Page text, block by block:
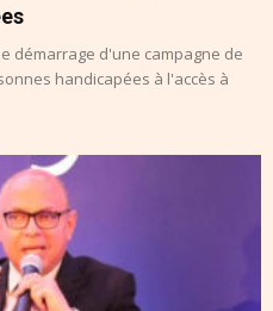
démarrage d'une campagne de
handicapées à l'accès à